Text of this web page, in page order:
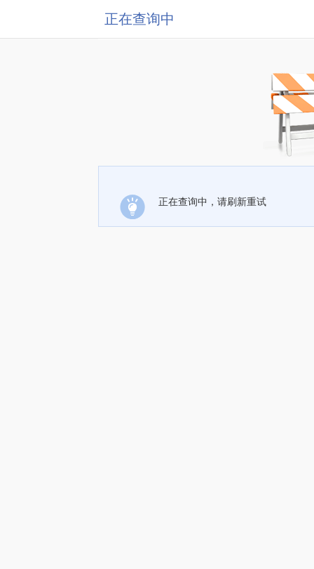
正在查询中
正在查询中，请刷新重试